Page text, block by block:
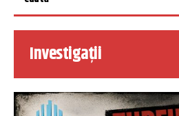
Investigații